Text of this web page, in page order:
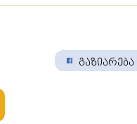
გაზიარება